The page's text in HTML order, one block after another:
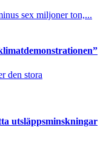
sex miljoner ton,...
den stora
utsläppsminskningar